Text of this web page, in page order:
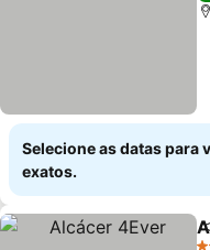
Selecione as datas para
exatos.